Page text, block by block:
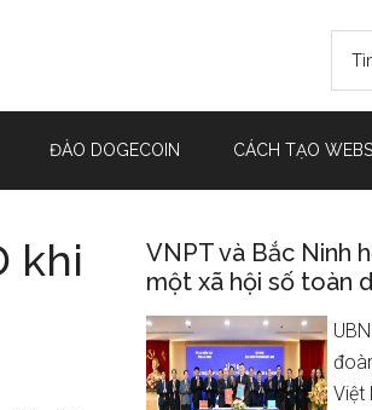
ĐÀO DOGECOIN CÁCH TẠO
khi
VNPT và Bắc Ninh
một xã hội số toàn
Việt